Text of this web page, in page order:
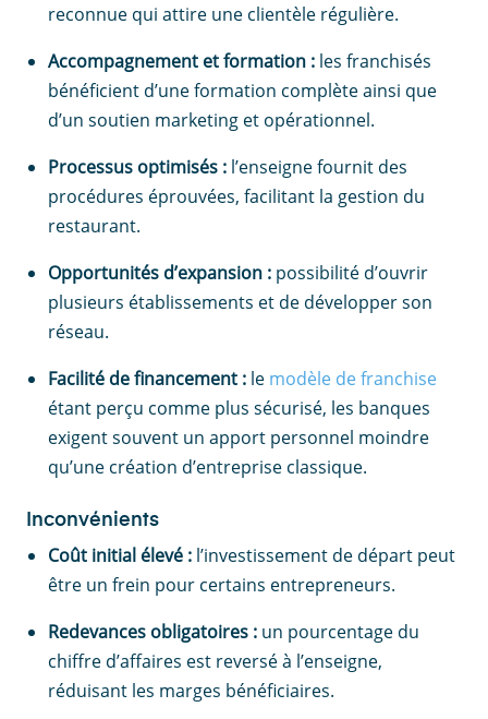
reconnue qui attire une clientèle régulière.
Accompagnement et formation : les franchisés
bénéficient d’une formation complète ainsi que
d’un soutien marketing et opérationnel.
Processus optimisés : l’enseigne fournit des
procédures éprouvées, facilitant la gestion du
restaurant.
Opportunités d’expansion : possibilité d’ouvrir
plusieurs établissements et de développer son
réseau.
Facilité de financement : le modèle de franchise
étant perçu comme plus sécurisé, les banques
exigent souvent un apport personnel moindre
qu’une création d’entreprise classique.
Inconvénients
Coût initial élevé : l’investissement de départ peut
être un frein pour certains entrepreneurs.
Redevances obligatoires : un pourcentage du
chiffre d’affaires est reversé à l’enseigne,
réduisant les marges bénéficiaires.